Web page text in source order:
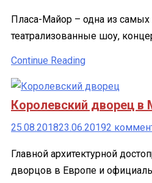
Пласа-Майор – одна из
театрализованные шоу,
Continue Reading
Королевский дворец в
25.08.201823.06.20192
Главной архитектурной
дворцов в Европе и